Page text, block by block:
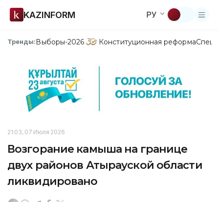
KAZINFORM РУ
Тренды:Выборы-2026 Конституционная реформа
21:03, 07 Июля 2026
Возгорание камыша на границе
двух районов Атырауской области
ликвидировано